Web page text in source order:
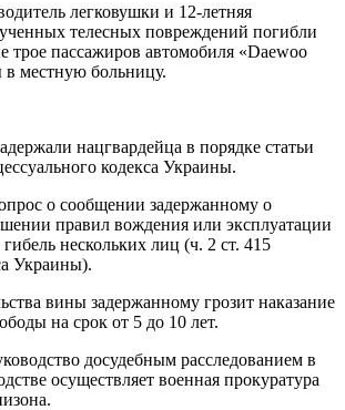
легковушки и 12-летняя
телесных повреждений погибли
трое пассажиров автомобиля «Daewoo
в местную больницу.
нацгвардейца в порядке статьи
кодекса Украины.
о сообщении задержанному о
правил вождения или эксплуатации
нескольких лиц (ч. 2 ст. 415
Украины).
вины задержанному грозит наказание
на срок от 5 до 10 лет.
досудебным расследованием в
осуществляет военная прокуратура